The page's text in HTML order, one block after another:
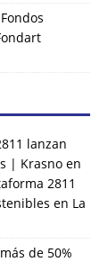
lanzan
| Krasno en
2811
en La
de 50%